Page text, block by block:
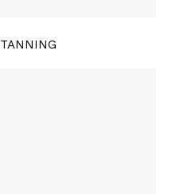
TANNING